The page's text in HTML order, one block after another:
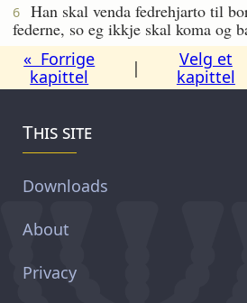
6
Han skal venda fedrehjarto til
federne, so eg ikkje skal koma og
« Forrige
kapittel
|
Velg et
kapittel
This site
Downloads
About
Privacy